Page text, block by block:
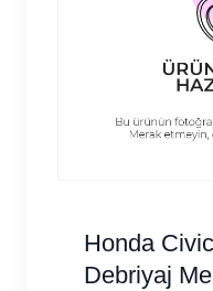
Honda
Debriyaj